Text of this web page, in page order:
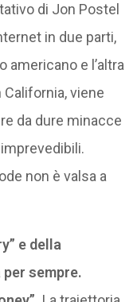
di Jon Postel
in due parti,
americano e l’altra
viene
da dure minacce
non è valsa a
e della
sempre.